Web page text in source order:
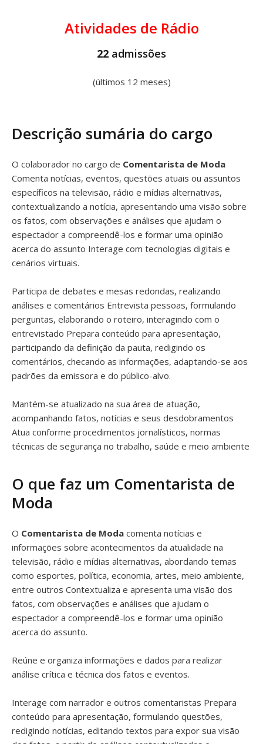
Atividades de Rádio
22 admissões
(últimos 12 meses)
Descrição sumária do cargo
O colaborador no cargo de Comentarista de Moda
Comenta notícias, eventos, questões atuais ou assuntos
específicos na televisão, rádio e mídias alternativas,
contextualizando a notícia, apresentando uma visão sobre
os fatos, com observações e análises que ajudam o
espectador a compreendê-los e formar uma opinião
acerca do assunto Interage com tecnologias digitais e
cenários virtuais.
Participa de debates e mesas redondas, realizando
análises e comentários Entrevista pessoas, formulando
perguntas, elaborando o roteiro, interagindo com o
entrevistado Prepara conteúdo para apresentação,
participando da definição da pauta, redigindo os
comentários, checando as informações, adaptando-se aos
padrões da emissora e do público-alvo.
Mantém-se atualizado na sua área de atuação,
acompanhando fatos, notícias e seus desdobramentos
Atua conforme procedimentos jornalísticos, normas
técnicas de segurança no trabalho, saúde e meio ambiente
O que faz um Comentarista de
Moda
O Comentarista de Moda comenta notícias e
informações sobre acontecimentos da atualidade na
televisão, rádio e mídias alternativas, abordando temas
como esportes, política, economia, artes, meio ambiente,
entre outros Contextualiza e apresenta uma visão dos
fatos, com observações e análises que ajudam o
espectador a compreendê-los e formar uma opinião
acerca do assunto.
Reúne e organiza informações e dados para realizar
análise crítica e técnica dos fatos e eventos.
Interage com narrador e outros comentaristas Prepara
conteúdo para apresentação, formulando questões,
redigindo notícias, editando textos para expor sua visão